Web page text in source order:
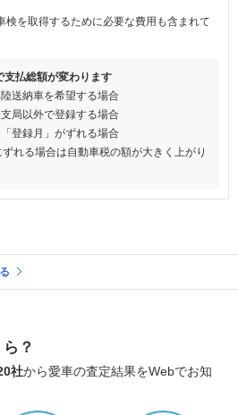
を取得するために必要な費用も含まれて
支払総額が変わります
送納車を希望する場合
局以外で登録する場合
登録月」がずれる場合
ずれる場合は自動車税の額が大きく上がり
？
社から愛車の査定結果をWebでお知